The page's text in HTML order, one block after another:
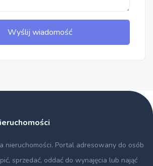
Wyślij wiadomość
nieruchomości. Portal adresowany do osób
sprzedać, oddać do wynajęcia lub nająć